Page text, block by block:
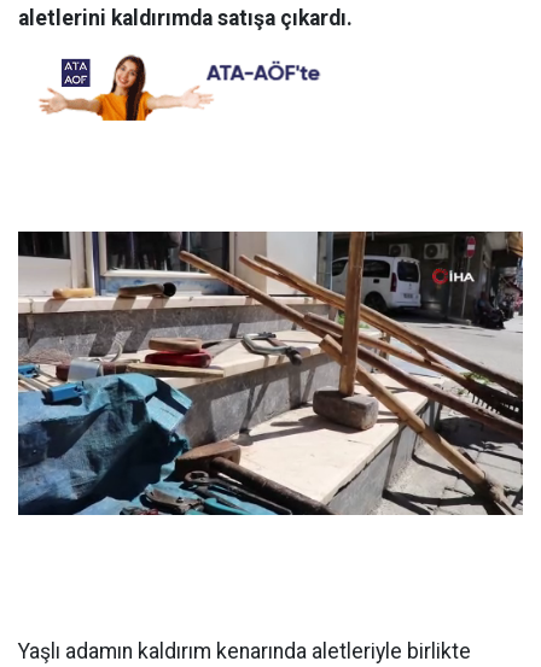
aletlerini kaldırımda satışa çıkardı.
Yaşlı adamın kaldırım kenarında aletleriyle birlikte